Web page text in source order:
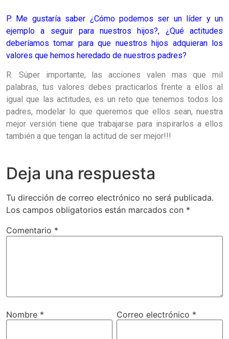
P. Me gustaría saber ¿Cómo podemos ser un líder y un
ejemplo a seguir para nuestros hijos?, ¿Qué actitudes
deberíamos tomar para que nuestros hijos adquieran los
valores que hemos heredado de nuestros padres?
R. Súper importante, las acciones valen mas que mil
palabras, tus valores debes practicarlos frente a ellos al
igual que las actitudes, es un reto que tenemos todos los
padres, modelar lo que queremos que ellos sean, nuestra
mejor versión tiene que trabajarse para inspirarlos a ellos
también a que tengan la actitud de ser mejor!!!
Deja una respuesta
Tu dirección de correo electrónico no será publicada.
Los campos obligatorios están marcados con *
Comentario *
Nombre * Correo electrónico *